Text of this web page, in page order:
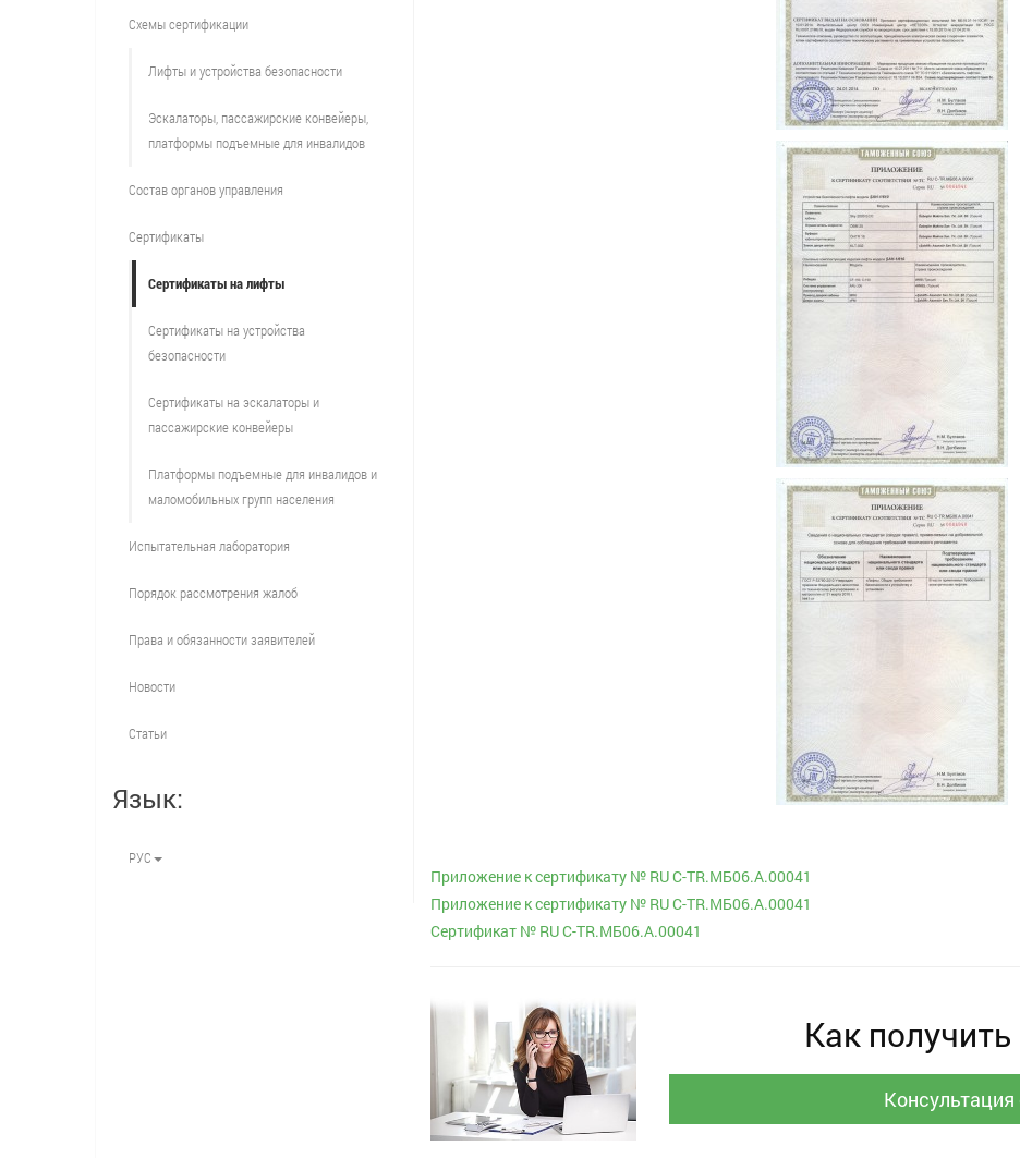
Приложение к сертификату № RU С-TR.МБ06.A.00041
Приложение к сертификату № RU С-TR.МБ06.A.00041
Сертификат № RU С-TR.МБ06.A.00041
Как
Схемы сертификации
Лифты и устройства безопасности
Эскалаторы, пассажирские конвейеры,
платформы подъемные для инвалидов
Состав органов управления
Сертификаты
Сертификаты на лифты
Сертификаты на устройства
безопасности
Сертификаты на эскалаторы и
пассажирские конвейеры
Платформы подъемные для инвалидов и
маломобильных групп населения
Испытательная лаборатория
Порядок рассмотрения жалоб
Права и обязанности заявителей
Новости
Статьи
Язык:
РУС